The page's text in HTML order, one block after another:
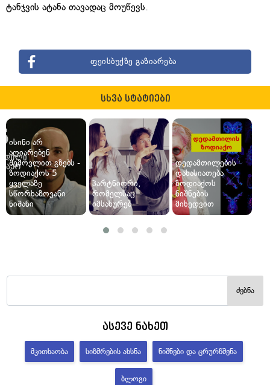
ტანჯვის ატანა თავადაც მოუწევს.
ფეისბუქზე გაზიარება
სხვა სტატიები
ისინი არ
აღიარებენ
შემოვლით გზებს -
ზოდიაქოს 5
ყველაზე
სწორხაზოვანი
ნიშანი
პარტნიორი,
რომელსაც
იმსახურებ
დედამთილების
დახასიათება
ზოდიაქოს
ნიშნების
მიხედვით
ძებნა
ასევე ნახეთ
ᲛᲙᲘᲗᲮᲐᲝᲑᲐ ᲡᲘᲖᲛᲠᲔᲑᲘᲡ ᲐᲮᲡᲜᲐ ᲜᲘᲨᲜᲔᲑᲘ ᲓᲐ ᲪᲠᲣᲠᲬᲛᲔᲜᲐ
ᲑᲚᲝᲒᲘ